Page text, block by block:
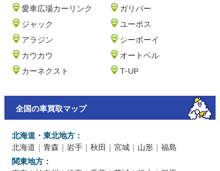
愛車広場カーリンク
ガリバー
ジャック
ユーポス
アラジン
シーボーイ
カウカウ
オートベル
カーネクスト
T-UP
全国の車買取マップ
北海道・東北地方：
北海道 ｜ 青森 ｜ 岩手｜ 秋田 ｜ 宮城｜ 山形｜ 福島
関東地方：